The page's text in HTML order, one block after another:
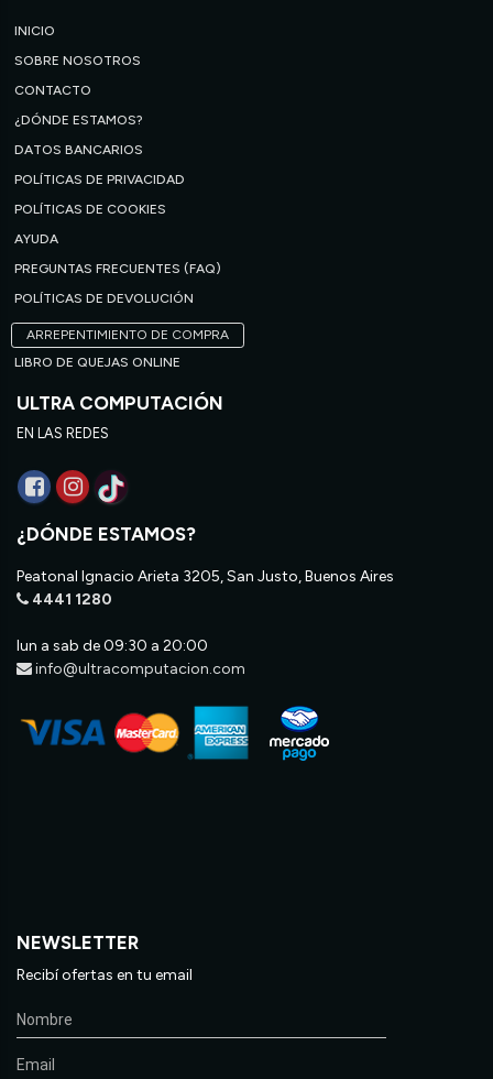
INICIO
SOBRE NOSOTROS
CONTACTO
¿DÓNDE ESTAMOS?
DATOS BANCARIOS
POLÍTICAS DE PRIVACIDAD
POLÍTICAS DE COOKIES
AYUDA
PREGUNTAS FRECUENTES (FAQ)
POLÍTICAS DE DEVOLUCIÓN
ARREPENTIMIENTO DE COMPRA
LIBRO DE QUEJAS ONLINE
ULTRA COMPUTACIÓN
EN LAS REDES
¿DÓNDE ESTAMOS?
Peatonal Ignacio Arieta 3205, San Justo, Buenos Aires
4441 1280
lun a sab de 09:30 a 20:00
info@ultracomputacion.com
NEWSLETTER
Recibí ofertas en tu email